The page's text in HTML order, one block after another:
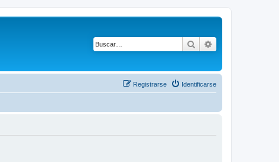
Buscar
Identificarse
Registrarse